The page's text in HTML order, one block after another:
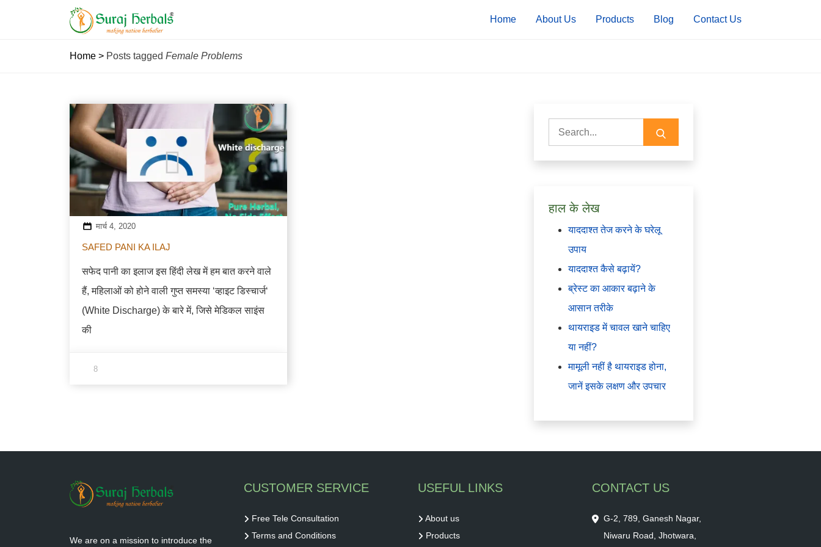
Home About Us Products Blog Contact Us
Home > Posts tagged Female Problems
मार्च 4, 2020
SAFED PANI KA ILAJ
सफेद पानी का इलाज इस हिंदी लेख में हम बात करने वाले
हैं, महिलाओं को होने वाली गुप्त समस्या ‘व्हाइट डिस्चार्ज‘
(White Discharge) के बारे में, जिसे मेडिकल साइंस
की
8
Search
for:
हाल के लेख
याददाश्त तेज करने के घरेलू
उपाय
याददाश्त कैसे बढ़ायें?
ब्रेस्ट का आकार बढ़ाने के
आसान तरीके
थायराइड में चावल खाने चाहिए
या नहीं?
मामूली नहीं है थायराइड होना,
जानें इसके लक्षण और उपचार
We are on a mission to introduce the
CUSTOMER SERVICE
Free Tele Consultation
Terms and Conditions
USEFUL LINKS
About us
Products
CONTACT US
G-2, 789, Ganesh Nagar,
Niwaru Road, Jhotwara,